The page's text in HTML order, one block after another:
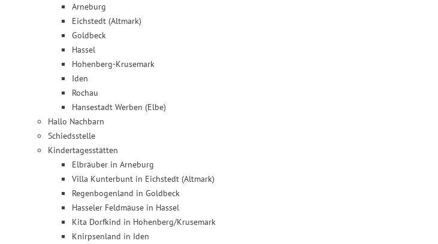
Arneburg
Eichstedt (Altmark)
Goldbeck
Hassel
Hohenberg-Krusemark
Iden
Rochau
Hansestadt Werben (Elbe)
Hallo Nachbarn
Schiedsstelle
Kindertagesstätten
Elbräuber in Arneburg
Villa Kunterbunt in Eichstedt (Altmark)
Regenbogenland in Goldbeck
Hasseler Feldmäuse in Hassel
Kita Dorfkind in Hohenberg/Krusemark
Knirpsenland in Iden